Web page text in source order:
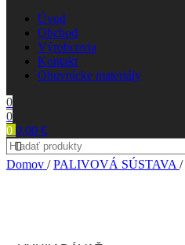
Úvod
Obchod
Výrobcovia
Kontakt
Obuvnícke materiály
0
0
0 0,00 €
Domov / PALIVOVÁ SÚSTAVA /